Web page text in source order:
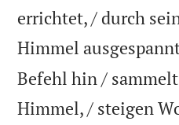
errichtet, / durch
Himmel
Befehl hin /
Himmel, / steigen